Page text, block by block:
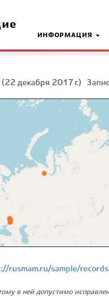
ИНФОРМАЦИЯ
(22 декабря 2017 г.)
rusmam.ru/sample/
в ней допустимо